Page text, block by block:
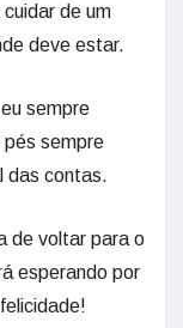
de um
deve estar.
sempre
sempre
das contas.
de voltar para o
esperando por